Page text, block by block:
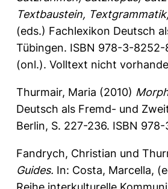
Textbaustein,
(eds.) Fachlexikon Deutsch
Tübingen. ISBN 978-3-
(onl.). Volltext nicht
Thurmair, Maria (2010)
Deutsch als Fremd- und
Berlin, S. 227-236. ISBN
Fandrych, Christian und
Guides. In: Costa, Marcella,